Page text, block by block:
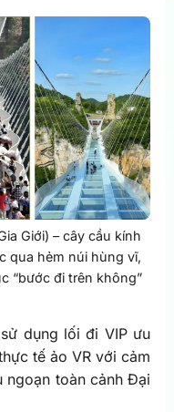
Giới) – cây cầu kính
qua hẻm núi hùng vĩ,
“bước đi trên không”
dụng lối đi VIP ưu
tế ảo VR với cảm
ngoạn toàn cảnh Đại